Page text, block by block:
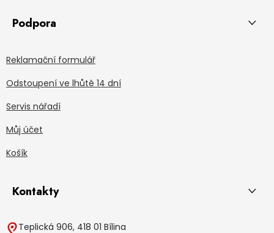
Podpora
Reklamační formulář
Odstoupení ve lhůtě 14 dní
Servis nářadí
Můj účet
Košík
Kontakty
Teplická 906, 418 01 Bílina